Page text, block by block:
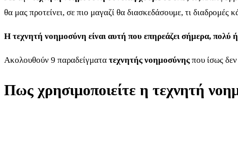
θα μας προτείνει, σε πιο μαγαζί θα διασκεδάσουμε, τι
Η τεχνητή νοημοσύνη είναι αυτή που επηρεάζει σήμερα, πολύ ή
Ακολουθούν 9 παραδείγματα τεχνητής νοημοσύνηςπου ίσως δεν
Πως χρησιμοποιείτε η τεχνητή